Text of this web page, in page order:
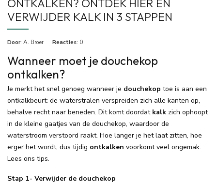
ONTKALKEN? ONTDEK HIER EN
VERWIJDER KALK IN 3 STAPPEN
Door: A. Broer Reacties: 0
Wanneer moet je douchekop
ontkalken?
Je merkt het snel genoeg wanneer je douchekop toe is aan een
ontkalkbeurt: de waterstralen verspreiden zich alle kanten op,
behalve recht naar beneden. Dit komt doordat kalk zich ophoopt
in de kleine gaatjes van de douchekop, waardoor de
waterstroom verstoord raakt. Hoe langer je het laat zitten, hoe
erger het wordt, dus tijdig ontkalken voorkomt veel ongemak.
Lees ons tips.
Stap 1- Verwijder de douchekop